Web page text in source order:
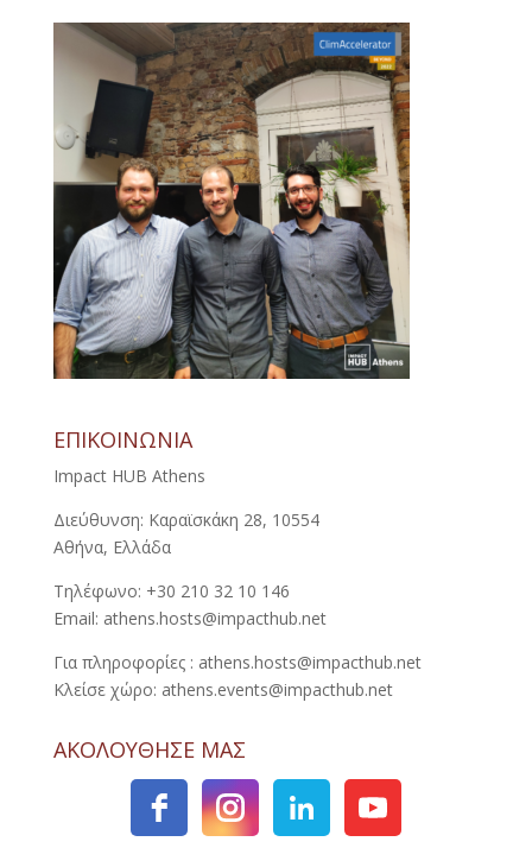
ΕΠΙΚΟΙΝΩΝΙΑ
Impact HUB Athens
Διεύθυνση: Καραϊσκάκη 28, 10554
Αθήνα, Ελλάδα
Τηλέφωνο: +30 210 32 10 146
Email: athens.hosts@impacthub.net
Για πληροφορίες : athens.hosts@impacthub.net
Κλείσε χώρο: athens.events@impacthub.net
ΑΚΟΛΟΥΘΗΣΕ ΜΑΣ